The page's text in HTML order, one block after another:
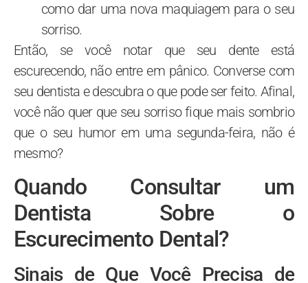
como dar uma nova maquiagem para o seu
sorriso.
Então, se você notar que seu dente está
escurecendo, não entre em pânico. Converse com
seu dentista e descubra o que pode ser feito. Afinal,
você não quer que seu sorriso fique mais sombrio
que o seu humor em uma segunda-feira, não é
mesmo?
Quando Consultar um
Dentista Sobre o
Escurecimento Dental?
Sinais de Que Você Precisa de